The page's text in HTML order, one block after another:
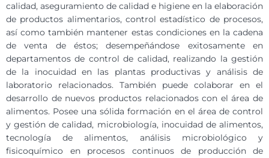
calidad, aseguramiento de calidad e higiene en la elaboración
de productos alimentarios, control estadístico de procesos,
así como también mantener estas condiciones en la cadena
de venta de éstos; desempeñándose exitosamente en
departamentos de control de calidad, realizando la gestión
de la inocuidad en las plantas productivas y análisis de
laboratorio relacionados. También puede colaborar en el
desarrollo de nuevos productos relacionados con el área de
alimentos. Posee una sólida formación en el área de control
y gestión de calidad, microbiología, inocuidad de alimentos,
tecnología de alimentos, análisis microbiológico y
fisicoquímico en procesos continuos de producción de